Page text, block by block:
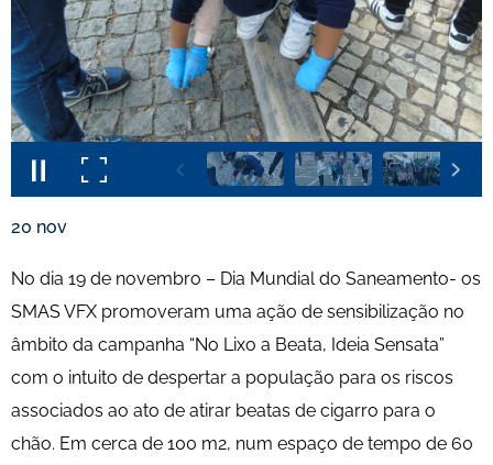
20 nov
No dia 19 de novembro – Dia Mundial do Saneamento- os
SMAS VFX promoveram uma ação de sensibilização no
âmbito da campanha “No Lixo a Beata, Ideia Sensata”
com o intuito de despertar a população para os riscos
associados ao ato de atirar beatas de cigarro para o
chão. Em cerca de 100 m2, num espaço de tempo de 60